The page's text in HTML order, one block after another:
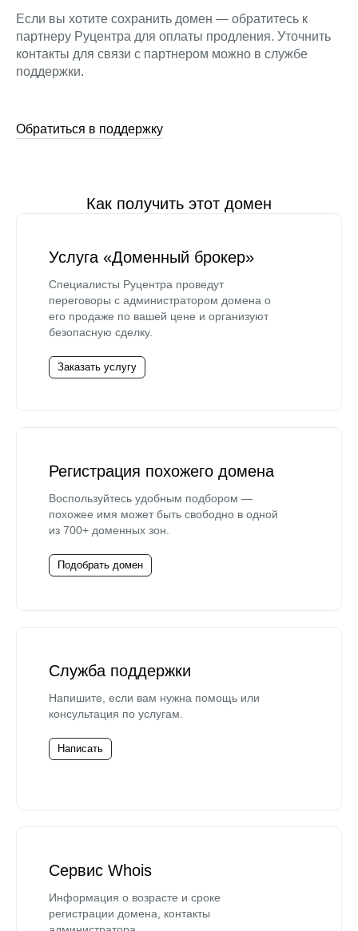
Если вы хотите сохранить домен — обратитесь к
партнеру Руцентра для оплаты продления. Уточнить
контакты для связи с партнером можно в службе
поддержки.
Обратиться в поддержку
Как получить этот домен
Услуга «Доменный брокер»
Специалисты Руцентра проведут
переговоры с администратором домена о
его продаже по вашей цене и организуют
безопасную сделку.
Заказать услугу
Регистрация похожего домена
Воспользуйтесь удобным подбором —
похожее имя может быть свободно в одной
из 700+ доменных зон.
Подобрать домен
Служба поддержки
Напишите, если вам нужна помощь или
консультация по услугам.
Написать
Сервис Whois
Информация о возрасте и сроке
регистрации домена, контакты